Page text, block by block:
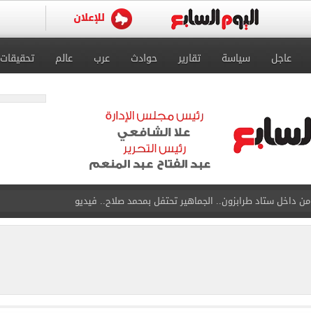
عاجل سياسة تقارير حوادث عرب عالم تحقيقات
القومي لتنظيم الاتصالات يعلن إعادة إتاحة خدمة أرقامي عبر تطبيق My NTRA
الذهب على مدار الساعة.. جرام عيار 21 يسجل 5950 جنيها
غلق كلى بشارع 26 يوليو بالاتجاه القادم من كوبرى 15 مايو لميدان لبنان